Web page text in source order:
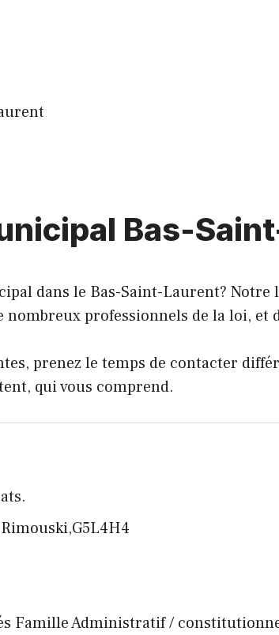
Bas-
dans le Bas-Saint-Laurent? Notre
professionnels de la loi, et
prenez le temps de contacter
qui vous comprend.
Famille Administratif /